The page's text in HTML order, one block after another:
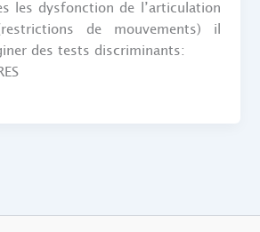
les dysfonction de l’articulation
de mouvements) il
des tests discriminants: